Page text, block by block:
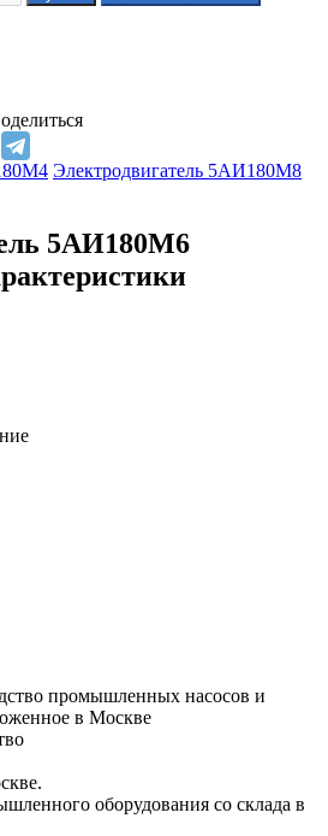
Электродвигатель 5АИ180М8
5АИ180М6